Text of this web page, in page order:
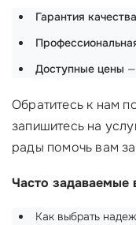
Гарантия качества
Доступные цены
Обратитесь к нам
запишитесь на
рады помочь вам
Часто задаваемые
Как выбрать